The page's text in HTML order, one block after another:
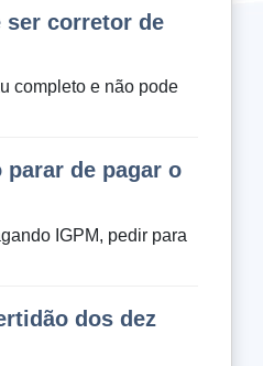
ser corretor de
completo e não pode
de pagar o
IGPM, pedir para
dos dez